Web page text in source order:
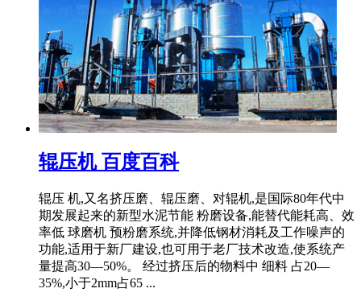
辊压机 百度百科
辊压 机,又名挤压磨、辊压磨、对辊机,是国际80年代中
期发展起来的新型水泥节能 粉磨设备,能替代能耗高、效
率低 球磨机 预粉磨系统,并降低钢材消耗及工作噪声的
功能,适用于新厂建设,也可用于老厂技术改造,使系统产
量提高30—50%。 经过挤压后的物料中 细料 占20—
35%,小于2mm占65 ...